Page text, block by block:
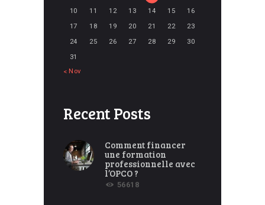
10
11 12 13 14 15
16
17
18 19 20 21 22
23
24
25 26 27 28 29
30
31
« Nov
Recent Posts
Comment financer
une formation
professionnelle avec
l’OPCO ?
56618